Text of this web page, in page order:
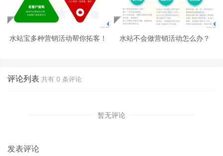
水站宝多种营销活动帮你拓客！ 水站不会做营销活动怎么办？
评论列表 共有 0 条评论
暂无评论
发表评论